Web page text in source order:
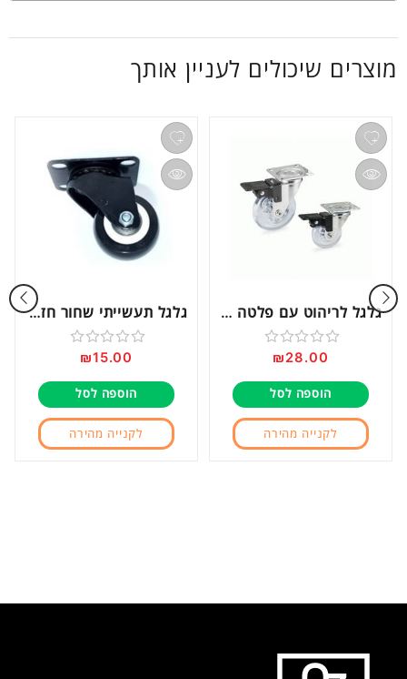
מוצרים שיכולים לעניין אותך
גלגל לריהוט עם פלטה ומעצור דגם EMB75
דורג
0
₪28.00
הוספה לסל
לקנייה מהירה
גלגל תעשייתי שחור חזק “2 דגם 70470
דורג
0
₪15.00
הוספה לסל
לקנייה מהירה